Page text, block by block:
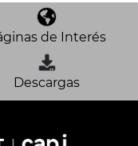
de Interés
Descargas